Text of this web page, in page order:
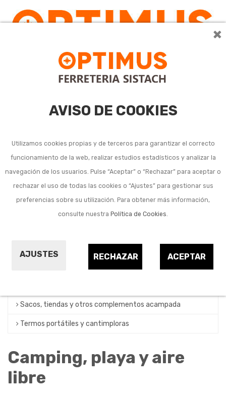
×
AVISO DE COOKIES
Utilizamos cookies propias y de terceros para garantizar el correcto
funcionamiento de la web, realizar estudios estadísticos y analizar la
navegación de los usuarios. Pulse “Aceptar” o “Rechazar” para aceptar o
rechazar el uso de todas las cookies o “Ajustes” para gestionar sus
preferencias sobre su utilización. Para obtener más información,
consulte nuestra Política de Cookies.
AJUSTES ACEPTAR
RECHAZAR
Listado de subcategorías en Camping, playa y aire libre:
Sacos, tiendas y otros complementos acampada
Termos portátiles y cantimploras
Camping, playa y aire
libre